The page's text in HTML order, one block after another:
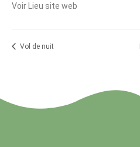
Voir Lieu site web
Vol de nuit